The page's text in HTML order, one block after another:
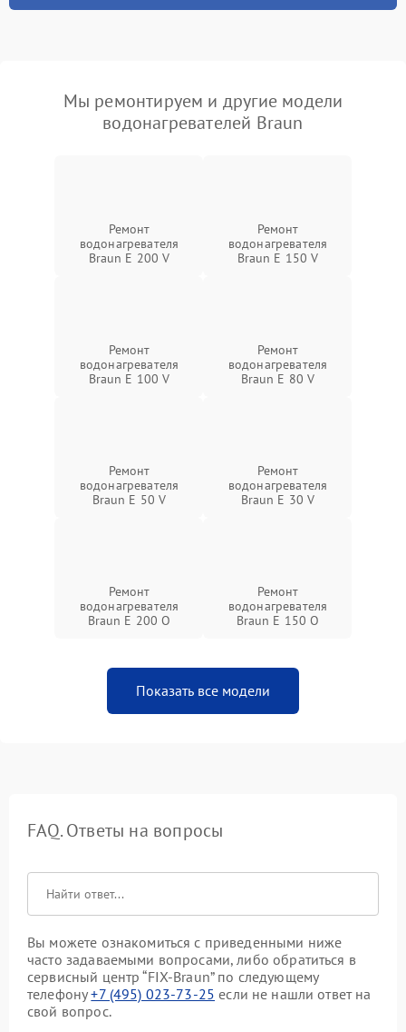
Мы ремонтируем и другие модели
водонагревателей Braun
Ремонт
водонагревателя
Braun E 200 V
Ремонт
водонагревателя
Braun E 150 V
Ремонт
водонагревателя
Braun E 100 V
Ремонт
водонагревателя
Braun E 80 V
Ремонт
водонагревателя
Braun E 50 V
Ремонт
водонагревателя
Braun E 30 V
Ремонт
водонагревателя
Braun E 200 O
Ремонт
водонагревателя
Braun E 150 O
Показать все модели
FAQ. Ответы на вопросы
Вы можете ознакомиться с приведенными ниже
часто задаваемыми вопросами, либо обратиться в
сервисный центр “FIX-Braun” по следующему
телефону+7 (495) 023-73-25 если не нашли ответ на
свой вопрос.